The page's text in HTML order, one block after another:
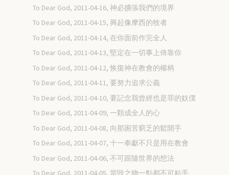
To Dear God, 2011-04-16, 神必擴張我們的境界
To Dear God, 2011-04-15, 興起像摩西的牧者
To Dear God, 2011-04-14, 在你面前作完全人
To Dear God, 2011-04-13, 堅定在一切事上倚靠你
To Dear God, 2011-04-12, 恢復神在教會的權柄
To Dear God, 2011-04-11, 要努力追求公義
To Dear God, 2011-04-10, 要記念我曾經也是罪的奴僕
To Dear God, 2011-04-09, 一顆成全人的心
To Dear God, 2011-04-08, 向那困苦窮乏的鬆開手
To Dear God, 2011-04-07, 十一奉獻不只是用在教會
To Dear God, 2011-04-06, 不可跟隨世界的想法
To Dear God, 2011-04-05, 當毀之物一點都不可粘手